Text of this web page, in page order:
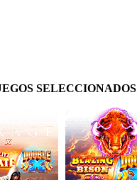
SELECCIONADOS